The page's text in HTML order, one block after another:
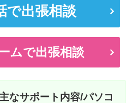
で出張相談
ムで出張相談
なサポート内容/パソコ